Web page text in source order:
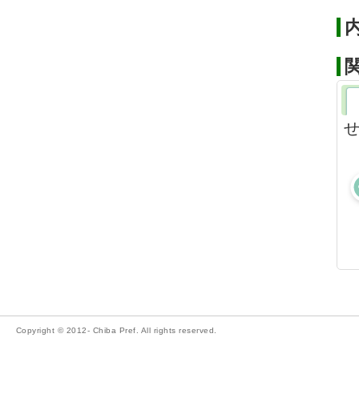
Copyright © 2012- Chiba Pref. All rights reserved.